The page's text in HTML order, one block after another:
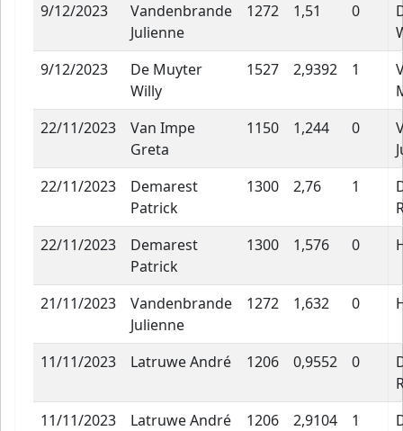
9/12/2023
Vandenbrande
Julienne
1272 1,51 0
9/12/2023
De Muyter
Willy
1527 2,9392 1
22/11/2023
Van Impe
Greta
1150 1,244 0
22/11/2023
Demarest
Patrick
1300 2,76 1
22/11/2023
Demarest
Patrick
1300 1,576 0
21/11/2023
Vandenbrande
Julienne
1272 1,632 0
11/11/2023 Latruwe André 1206 0,9552 0
11/11/2023
Latruwe André 1206 2,9104 1